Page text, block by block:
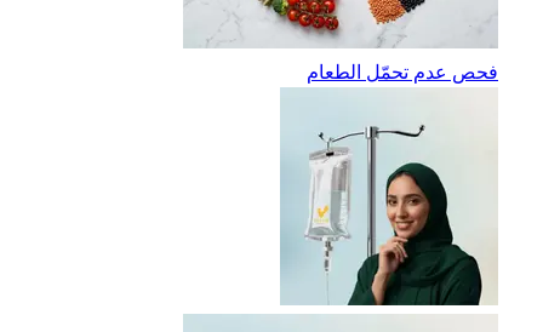
فحص عدم تحمّل الطعام